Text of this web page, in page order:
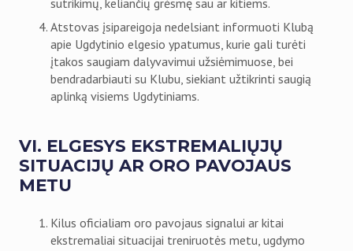
sutrikimų, keliančių grėsmę sau ar kitiems.
Atstovas įsipareigoja nedelsiant informuoti Klubą
apie Ugdytinio elgesio ypatumus, kurie gali turėti
įtakos saugiam dalyvavimui užsiėmimuose, bei
bendradarbiauti su Klubu, siekiant užtikrinti saugią
aplinką visiems Ugdytiniams.
VI. ELGESYS EKSTREMALIŲJŲ
SITUACIJŲ AR ORO PAVOJAUS
METU
Kilus oficialiam oro pavojaus signalui ar kitai
ekstremaliai situacijai treniruotės metu, ugdymo